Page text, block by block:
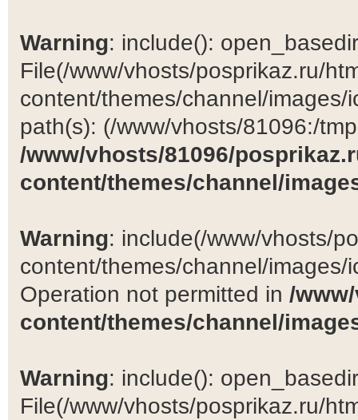
Warning: include():
File(/www/vhosts/posprikaz.ru/
content/themes/channel/
path(s): (/www/vhosts/81096:/
/www/vhosts/81096/
content/themes/channel/
Warning: include(/www/vhosts/
content/themes/channel/
Operation not permitted in /
content/themes/channel/
Warning: include():
File(/www/vhosts/posprikaz.ru/